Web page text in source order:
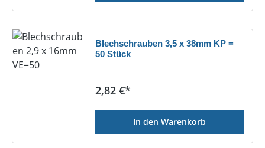
Blechschrauben 3,5 x 38mm KP =
50 Stück
Regulärer Preis:
2,82 €*
In den Warenkorb